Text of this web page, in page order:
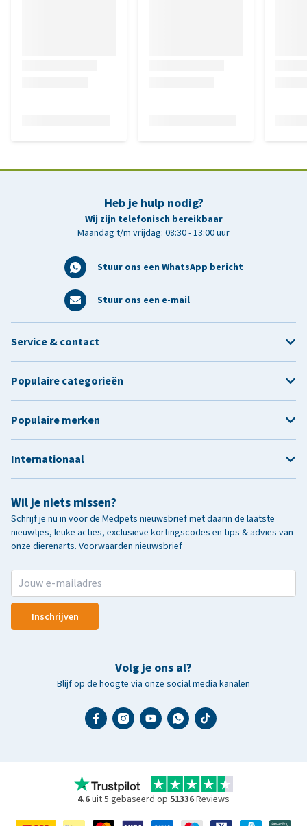
Heb je hulp nodig?
Wij zijn telefonisch bereikbaar
Maandag t/m vrijdag: 08:30 - 13:00 uur
Stuur ons een WhatsApp bericht
Stuur ons een e-mail
Wil je niets missen?
Schrijf je nu in voor de Medpets nieuwsbrief met daarin de laatste
nieuwtjes, leuke acties, exclusieve kortingscodes en tips & advies van
onze dierenarts. Voorwaarden nieuwsbrief
Inschrijven
Volg je ons al?
Blijf op de hoogte via onze social media kanalen
Service & contact
Populaire categorieën
Populaire merken
Internationaal
4.6uit 5 gebaseerd op 51336Reviews